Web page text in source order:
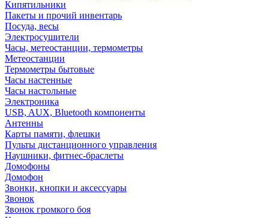
Кипятильники
Пакеты и прочий инвентарь
Посуда, весы
Электросушители
Часы, метеостанции, термометры
Метеостанции
Термометры бытовые
Часы настенные
Часы настольные
Электроника
USB, AUX, Bluetooth компоненты
Антенны
Карты памяти, флешки
Пульты дистанционного управления
Наушники, фитнес-браслеты
Домофоны
Домофон
Звонки, кнопки и аксессуары
Звонок
Звонок громкого боя